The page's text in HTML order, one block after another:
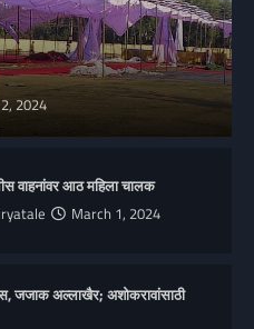
2024
वाहनांवर आठ महिला चालक
March 1, 2024
जजाक अल्लाखैर; अशोकरावांसाठी